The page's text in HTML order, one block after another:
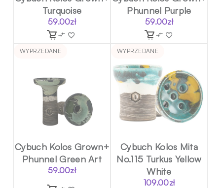
Turquoise
59.00zł
Phunnel Purple
59.00zł
WYPRZEDANE
Cybuch Kolos Grown+
Phunnel Green Art
59.00zł
WYPRZEDANE
Cybuch Kolos Mita
No.115 Turkus Yellow
White
109.00zł